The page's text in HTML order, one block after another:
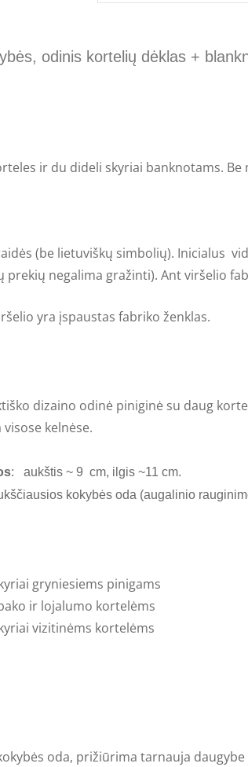
odinis kortelių dėklas +
ir du dideli skyriai banknotams.
(be lietuviškų simbolių). Inicialus
prekių negalima gražinti). Ant viršelio
yra įspaustas fabriko ženklas.
dizaino odinė piniginė su daug
kelnėse.
: aukštis ~ 9 cm, ilgis ~11 cm.
kokybės oda (augalinio
gryniesiems pinigams
ir lojalumo kortelėms
vizitinėms kortelėms
oda, prižiūrima tarnauja daugybe